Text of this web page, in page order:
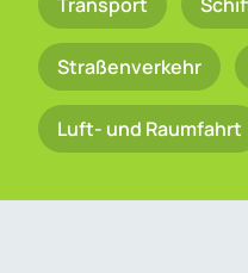
Straßenverkehr
Luft- und Raumfahrt